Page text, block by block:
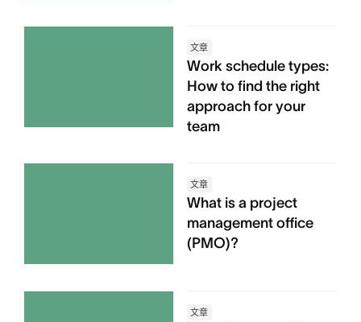
文章
Work schedule types:
How to find the right
approach for your
team
文章
What is a project
management office
(PMO)?
文章